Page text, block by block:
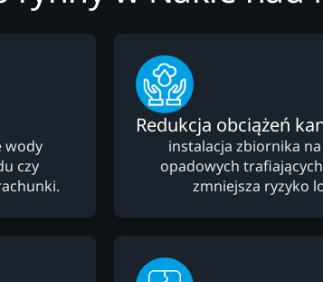
wody
czy
Redukcja obciążeń
instalacja zbiornika
opadowych
zmniejsza ryzyko